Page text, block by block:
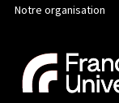
Notre organisation